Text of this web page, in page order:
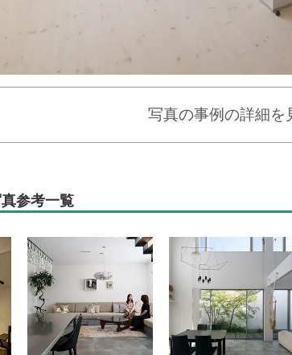
写真の事例の詳細を
参考一覧